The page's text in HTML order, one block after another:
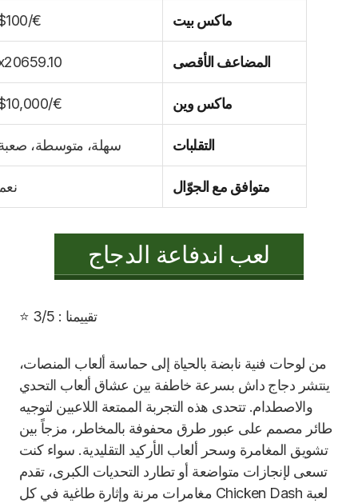
ماكس بيت €/$100
المضاعف الأقصى x20659.10
ماكس وين €/$10,000
التقلبات سهلة، متوسطة، صعبة
متوافق مع الجوّال نعم
لعب اندفاعة الدجاج
تقييمنا : 3/5 ⭐
من لوحات فنية نابضة بالحياة إلى حماسة ألعاب المنصات،
ينتشر دجاج داش بسرعة خاطفة بين عشاق ألعاب التحدي
والاصطدام. تتحدى هذه التجربة الممتعة اللاعبين لتوجيه
طائر مصمم على عبور طرق محفوفة بالمخاطر، مزجاً بين
تشويق المغامرة وسحر ألعاب الأركيد التقليدية. سواء كنت
تسعى لإنجازات متواضعة أو تطارد التحديات الكبرى، تقدم
لعبة Chicken Dash مغامرات مرنة وإثارة طاغية في كل